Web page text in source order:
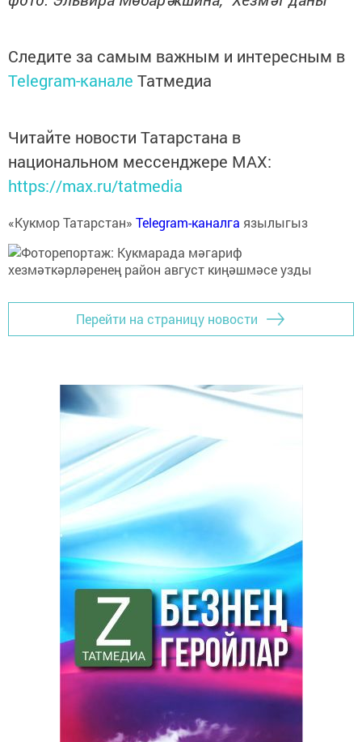
Следите за самым важным и интересным в
Telegram-канале Татмедиа
Читайте новости Татарстана в
национальном мессенджере MАХ:
https://max.ru/tatmedia
«Кукмор Татарстан» Telegram-каналга язылыгыз
Перейти на страницу новости